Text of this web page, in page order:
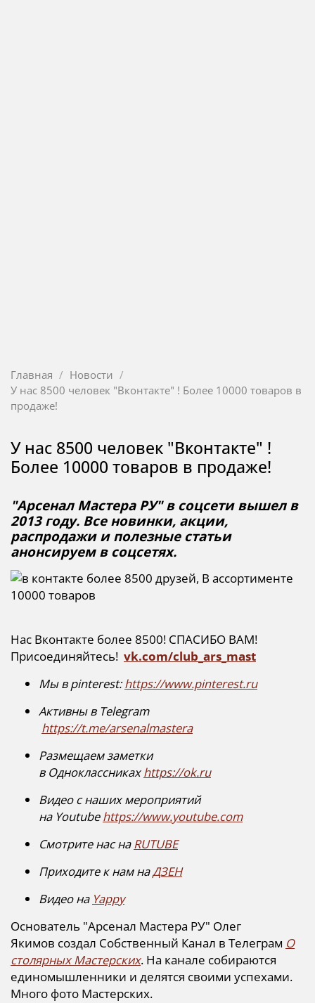
Главная
Новости
У нас 8500 человек "Вконтакте" ! Более 10000 товаров в
продаже!
У нас 8500 человек "Вконтакте" !
Более 10000 товаров в продаже!
"Арсенал Мастера РУ" в соцсети вышел в
2013 году. Все новинки, акции,
распродажи и полезные статьи
анонсируем в соцсетях.
Нас Вконтакте более 8500! СПАСИБО ВАМ!
Присоединяйтесь! vk.com/club_ars_mast
Мы в pinterest:https://www.pinterest.ru
Активны в Telegram
https://t.me/arsenalmastera
Размещаем заметки
в Одноклассникахhttps://ok.ru
Видео с наших мероприятий
на Youtubehttps://www.youtube.com
Смотрите нас наRUTUBE
Приходите к нам наДЗЕН
Видео на Yappy
Основатель "Арсенал Мастера РУ" Олег
Якимов создал Собственный Канал в Телеграм О
столярных Мастерских. На канале собираются
единомышленники и делятся своими успехами.
Много фото Мастерских.